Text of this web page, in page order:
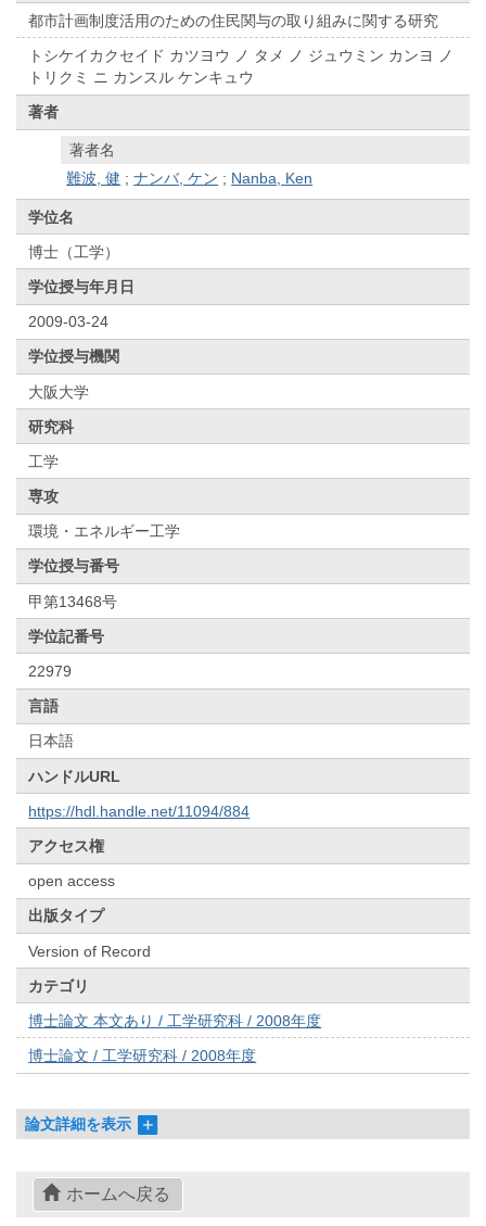
都市計画制度活用のための住民関与の取り組みに関する研究
トシケイカクセイド カツヨウ ノ タメ ノ ジュウミン カンヨ ノ
トリクミ ニ カンスル ケンキュウ
著者
著者名
難波, 健 ;ナンバ, ケン ; Nanba, Ken
学位名
博士（工学）
学位授与年月日
2009-03-24
学位授与機関
大阪大学
研究科
工学
専攻
環境・エネルギー工学
学位授与番号
甲第13468号
学位記番号
22979
言語
日本語
ハンドルURL
https://hdl.handle.net/11094/884
アクセス権
open access
出版タイプ
Version of Record
カテゴリ
博士論文 本文あり / 工学研究科 / 2008年度
博士論文 / 工学研究科 / 2008年度
論文詳細を表示
ホームへ戻る